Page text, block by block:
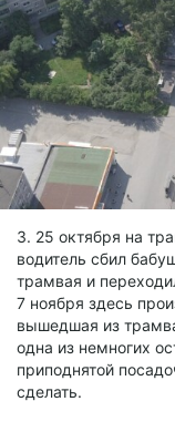
3. 25 октября на
водитель сбил
трамвая и
7 ноября здесь
вышедшая из
одна из немногих
приподнятой
сделать.